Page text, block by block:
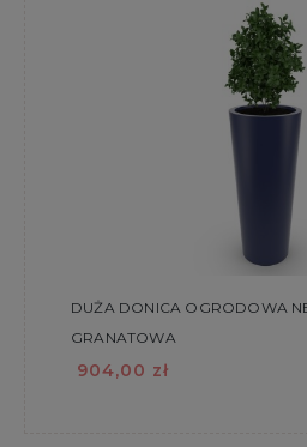
DUŻA DONICA OGRODOWA
GRANATOWA
904,00 zł